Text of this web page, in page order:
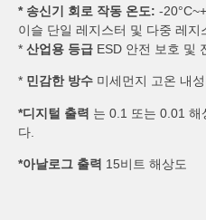
* 송신기 회로 작동 온도: -
이슬 단일 레지스터 및 다중 레지
* 산업용 등급 ESD 안전 보호 및
* 민감한 방수 미세먼지 고온 내
*디지털 출력 는 0.1 또는 0.01 해
다.
*아날로그 출력 15비트 해상도